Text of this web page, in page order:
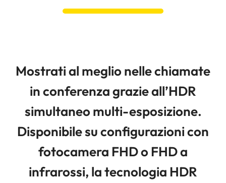
Mostrati al meglio nelle chiamate
in conferenza grazie all’HDR
simultaneo multi-esposizione.
Disponibile su configurazioni con
fotocamera FHD o FHD a
infrarossi, la tecnologia HDR